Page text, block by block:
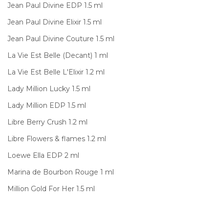
Jean Paul Divine EDP 1.5 ml
Jean Paul Divine Elixir 1.5 ml
Jean Paul Divine Couture 1.5 ml
La Vie Est Belle (Decant) 1 ml
La Vie Est Belle L'Elixir 1.2 ml
Lady Million Lucky 1.5 ml
Lady Million EDP 1.5 ml
Libre Berry Crush 1.2 ml
Libre Flowers & flames 1.2 ml
Loewe Ella EDP 2 ml
Marina de Bourbon Rouge 1 ml
Million Gold For Her 1.5 ml